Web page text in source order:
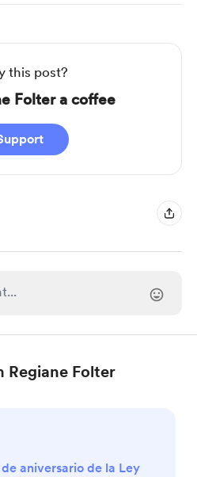
this post?
Folter a coffee
Regiane Folter
aniversario de la Ley